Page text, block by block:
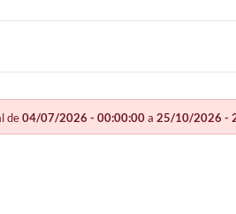
de04/07/2026 - 00:00:00a 25/10/2026 -